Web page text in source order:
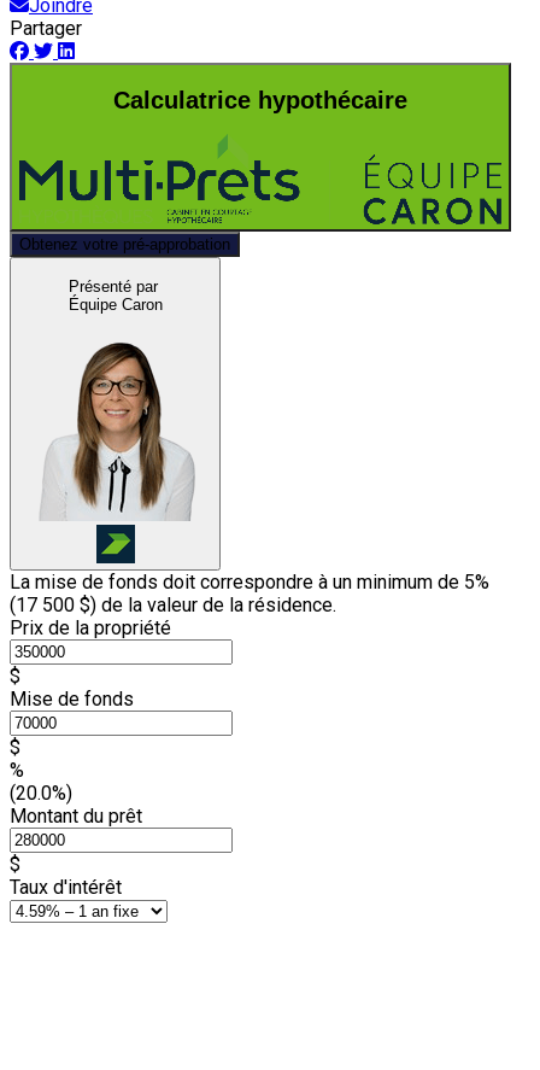
Joindre
Partager
Calculatrice hypothécaire
Obtenez votre pré-approbation
Présenté par
Équipe Caron
La mise de fonds doit correspondre à un minimum de 5%
(17 500 $) de la valeur de la résidence.
Prix de la propriété
$
Mise de fonds
$
%
(20.0%)
Montant du prêt
$
Taux d'intérêt